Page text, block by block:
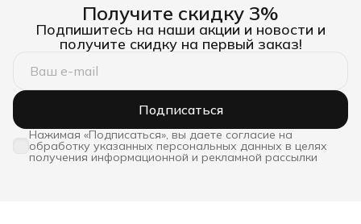
Получите скидку 3%
Подпишитесь на наши акции и новости и
получите скидку на первый заказ!
Подписаться
Нажимая «Подписаться», вы даете согласие на
обработку указанных персональных данных в целях
получения информационной и рекламной рассылки